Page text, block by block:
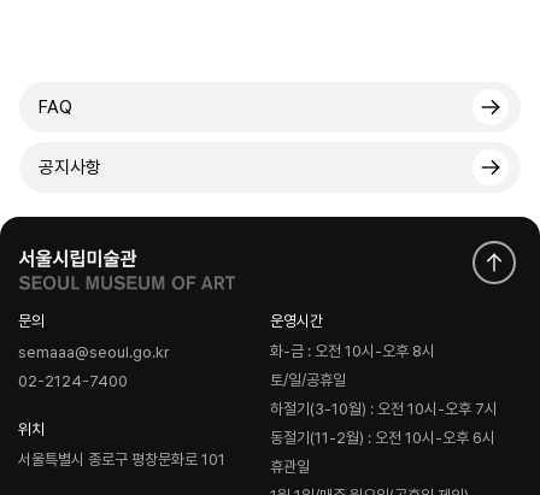
FAQ
공지사항
문의
semaaa@seoul.go.kr
02-2124-7400
위치
서울특별시 종로구 평창문화로 101
운영시간
화-금 : 오전 10시-오후 8시
토/일/공휴일
하절기(3-10월) : 오전 10시-오후 7시
동절기(11-2월) : 오전 10시-오후 6시
휴관일